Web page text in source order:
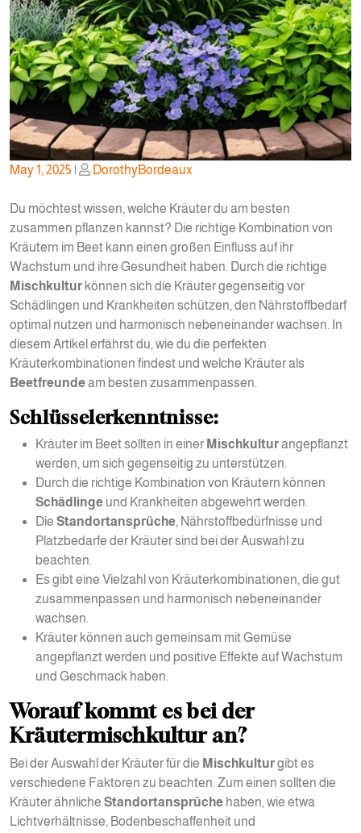
Posted
May 1, 2025 | Posted
DorothyBordeaux
Du möchtest wissen, welche Kräuter du am besten
zusammen pflanzen kannst? Die richtige Kombination von
Kräutern im Beet kann einen großen Einfluss auf ihr
Wachstum und ihre Gesundheit haben. Durch die richtige
Mischkultur können sich die Kräuter gegenseitig vor
Schädlingen und Krankheiten schützen, den Nährstoffbedarf
optimal nutzen und harmonisch nebeneinander wachsen. In
diesem Artikel erfährst du, wie du die perfekten
Kräuterkombinationen findest und welche Kräuter als
Beetfreundeam besten zusammenpassen.
Schlüsselerkenntnisse:
Kräuter im Beet sollten in einer Mischkulturangepflanzt
werden, um sich gegenseitig zu unterstützen.
Durch die richtige Kombination von Kräutern können
Schädlinge und Krankheiten abgewehrt werden.
Die Standortansprüche, Nährstoffbedürfnisse und
Platzbedarfe der Kräuter sind bei der Auswahl zu
beachten.
Es gibt eine Vielzahl von Kräuterkombinationen, die gut
zusammenpassen und harmonisch nebeneinander
wachsen.
Kräuter können auch gemeinsam mit Gemüse
angepflanzt werden und positive Effekte auf Wachstum
und Geschmack haben.
Worauf kommt es bei der
Kräutermischkultur an?
Bei der Auswahl der Kräuter für die Mischkulturgibt es
verschiedene Faktoren zu beachten. Zum einen sollten die
Kräuter ähnliche Standortansprüche haben, wie etwa
Lichtverhältnisse, Bodenbeschaffenheit und